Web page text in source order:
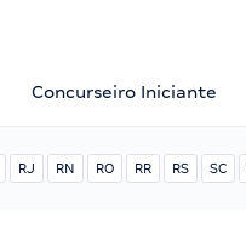
Concurseiro Iniciante
RJ RN RO RR RS SC